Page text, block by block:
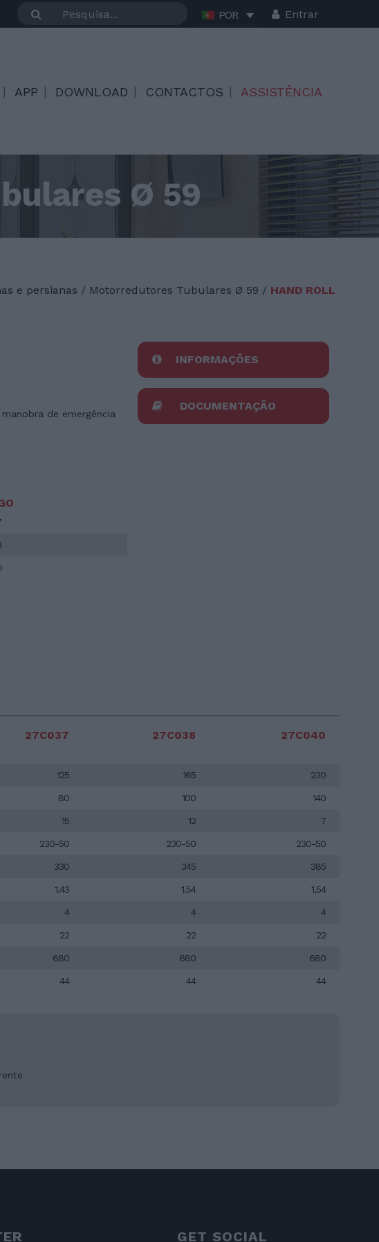
POR Entrar
APP DOWNLOAD CONTACTOS ASSISTÊNCIA
Ø 59
e persianas / Motorredutores Tubulares Ø 59 / HAND ROLL
de emergência
INFORMAÇÕES
DOCUMENTAÇÃO
27C037
125
80
15
230-50
330
1.43
4
22
680
44
27C038
165
100
12
230-50
345
1.54
4
22
680
44
27C040
230
140
7
230-50
385
1,54
4
22
680
44
GET SOCIAL